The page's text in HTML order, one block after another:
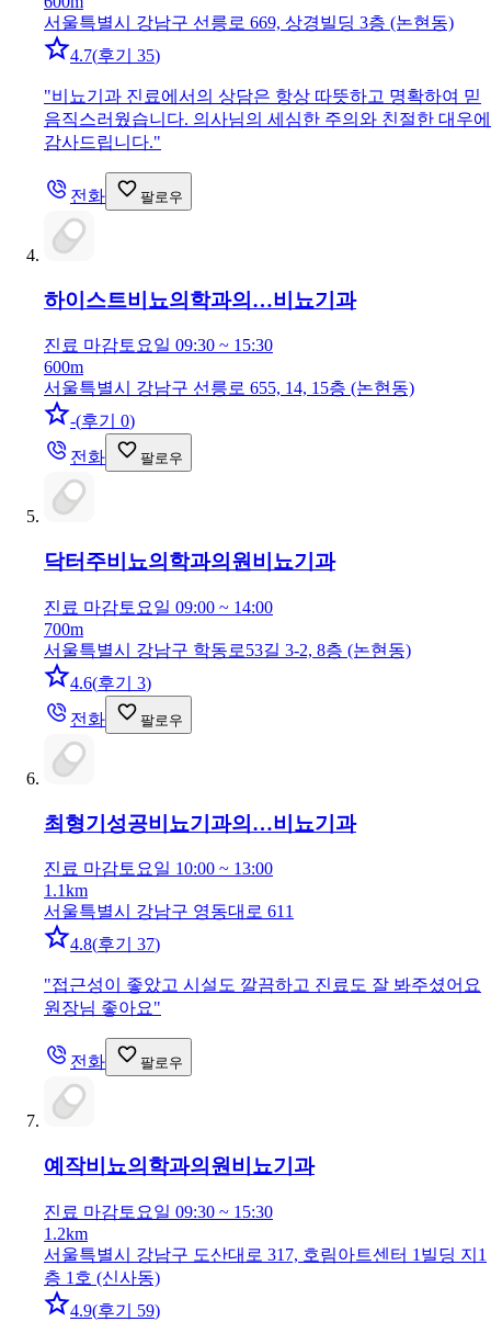
서울특별시 강남구 선릉로 669, 상경빌딩 3층 (논현동)
4.7(후기 35)
"비뇨기과 진료에서의 상담은 항상 따뜻하고 명확하여 믿
음직스러웠습니다. 의사님의 세심한 주의와 친절한 대우에
감사드립니다."
전화 팔로우
하이스트비뇨의학과의…비뇨기과
진료 마감토요일 09:30 ~ 15:30
600m
서울특별시 강남구 선릉로 655, 14, 15층 (논현동)
-(후기 0)
전화
팔로우
닥터주비뇨의학과의원 비뇨기과
진료 마감토요일 09:00 ~ 14:00
700m
서울특별시 강남구 학동로53길 3-2, 8층 (논현동)
4.6(후기 3)
전화
팔로우
최형기성공비뇨기과의…비뇨기과
진료 마감토요일 10:00 ~ 13:00
1.1km
서울특별시 강남구 영동대로 611
4.8(후기 37)
"접근성이 좋았고 시설도 깔끔하고 진료도 잘 봐주셨어요
원장님 좋아요"
전화 팔로우
예작비뇨의학과의원 비뇨기과
진료 마감토요일 09:30 ~ 15:30
1.2km
서울특별시 강남구 도산대로 317, 호림아트센터 1빌딩 지1
층 1호 (신사동)
4.9(후기 59)